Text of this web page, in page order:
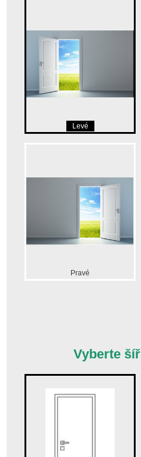
Levé
Pravé
Vyberte